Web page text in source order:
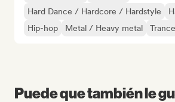
Hard Dance / Hardcore / Hardstyle
Hip-hop
Metal / Heavy metal Trance
Puede que también le